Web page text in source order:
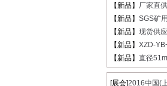
【新品】 厂家直
【新品】 SGS矿
【新品】 现货供
【新品】 XZD-YB
【新品】 直径
[展会]2016中国(